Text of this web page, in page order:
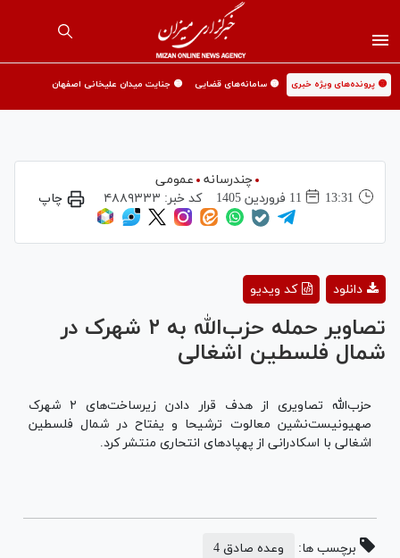
🟡 پرونده‌های ویژه خبری 🟡 سامانه‌های قضایی 🟡 جنایت میدان علیخانی اصفهان
چندرسانه
عمومی
13:31
11 فروردين 1405 کد خبر: ۴۸۸۹۳۳۳ چاپ
Video
کد ویدیو دانلود
تصاویر حمله حزب‌الله به ۲ شهرک در
شمال فلسطین اشغالی
حزب‌الله تصاویری از هدف قرار دادن زیرساخت‌های ۲ شهرک
صهیونیست‌نشین معالوت ترشیحا و یفتاح در شمال فلسطین
اشغالی با اسکادرانی از پهپاد‌های انتحاری منتشر کرد.
برچسب ها: وعده صادق 4